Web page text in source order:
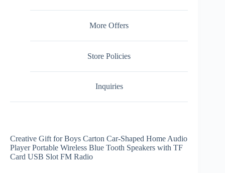
More Offers
Store Policies
Inquiries
Creative Gift for Boys Carton Car-Shaped Home Audio
Player Portable Wireless Blue Tooth Speakers with TF
Card USB Slot FM Radio